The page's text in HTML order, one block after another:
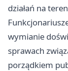
działań na
wymianie
sprawach
porządkiem